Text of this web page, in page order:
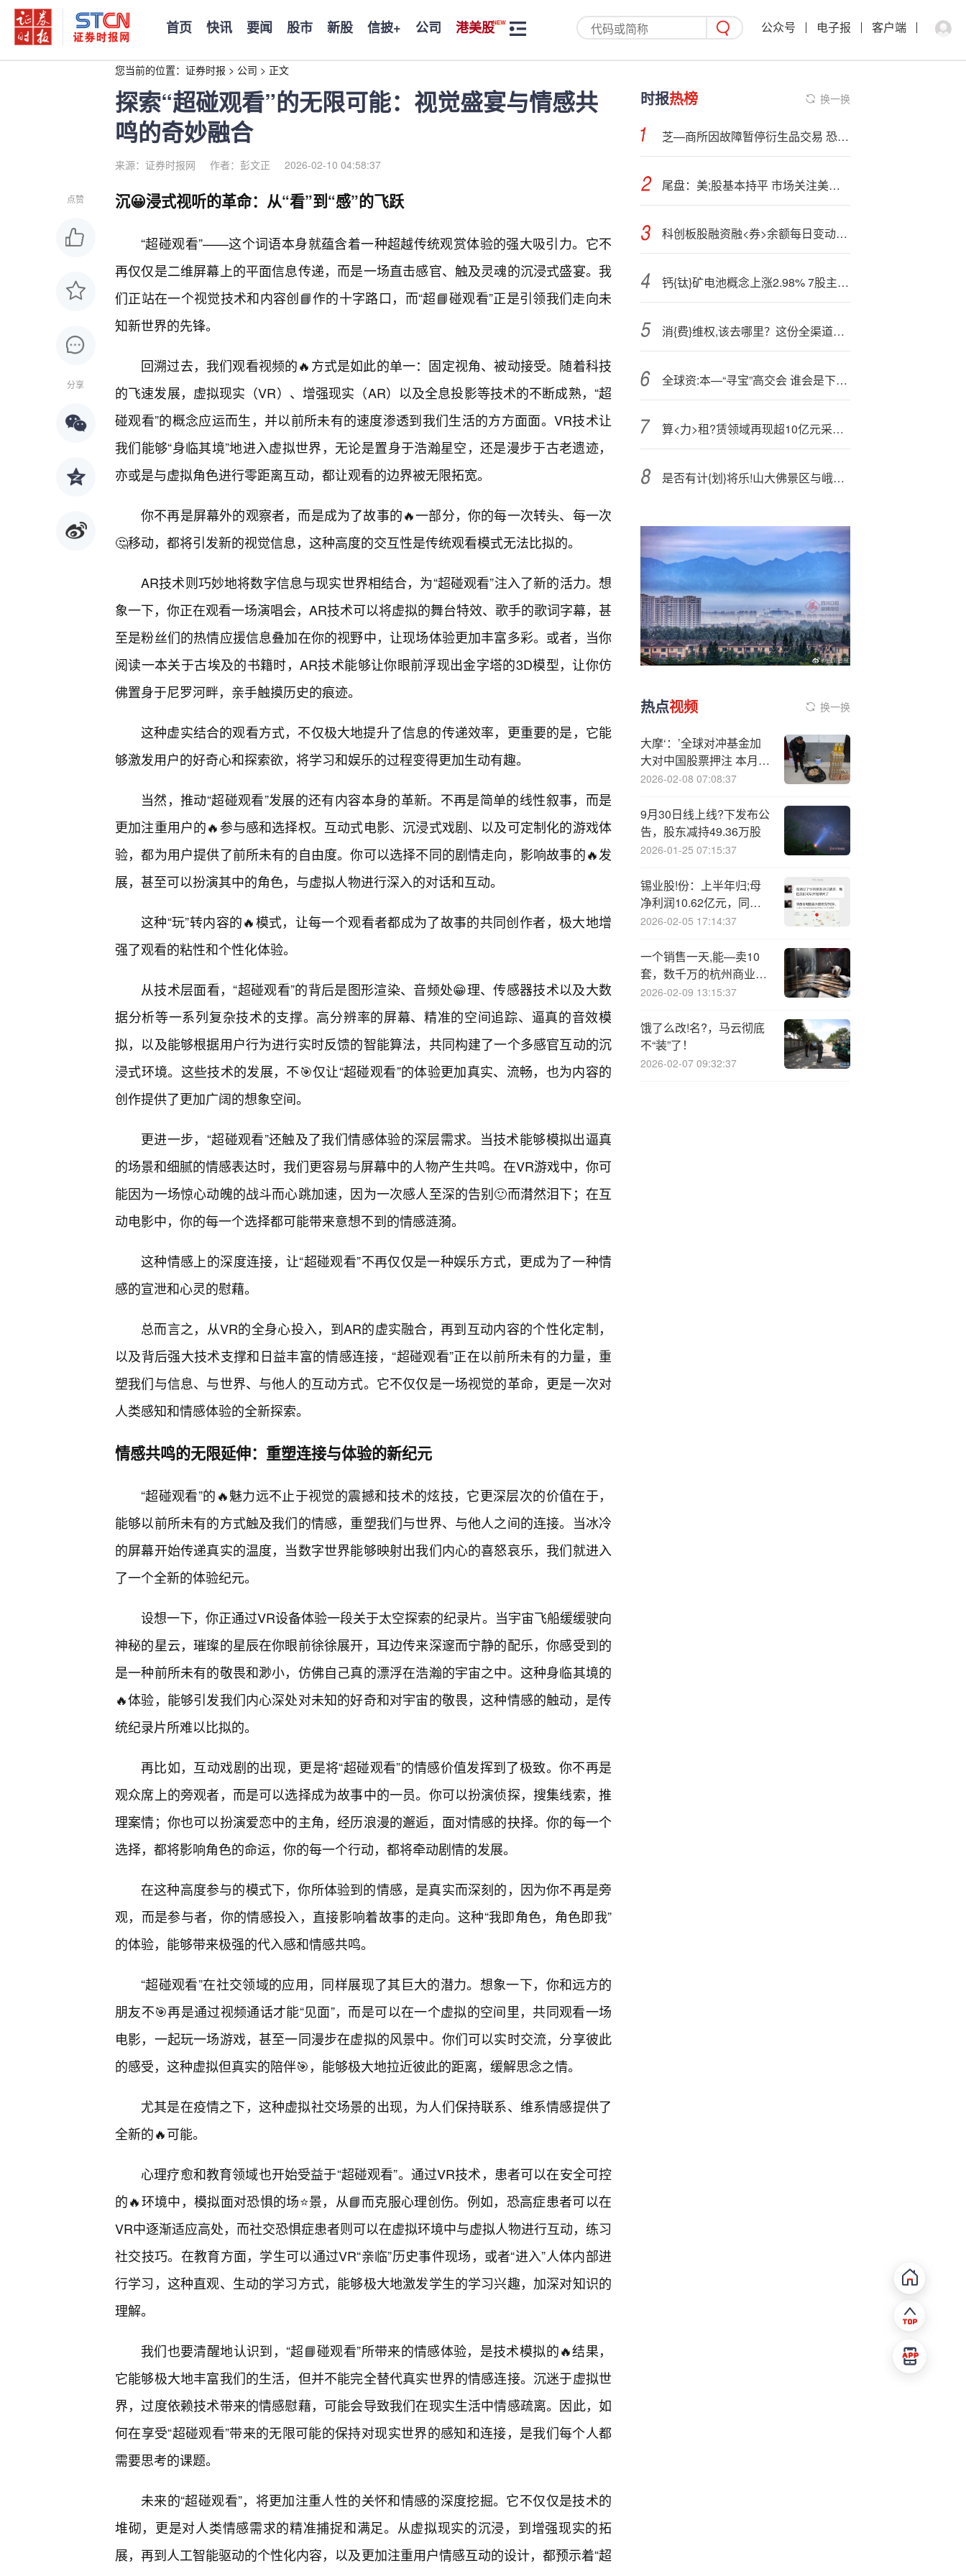
首页 快讯 要闻 股市 新股 信披+ 公司 港美股 公众号 电子报 客户端
您当前的位置： 证券时报 > 公司 > 正文
探索“超碰观看”的无限可能：视觉盛宴与情感共
鸣的奇妙融合
来源：证券时报网 作者：彭文正 2026-02-10 04:58:37
点赞
分享
沉😀浸式视听的革命：从“看”到“感”的飞跃
“超碰观看”——这个词语本身就蕴含着一种超越传统观赏体验的强大吸引力。它不
再仅仅是二维屏幕上的平面信息传递，而是一场直击感官、触及灵魂的沉浸式盛宴。我
们正站在一个视觉技术和内容创📘作的十字路口，而“超📘碰观看”正是引领我们走向未
知新世界的先锋。
回溯过去，我们观看视频的🔥方式是如此的单一：固定视角、被动接受。随着科技
的飞速发展，虚拟现实（VR）、增强现实（AR）以及全息投影等技术的不断成熟，“超
碰观看”的概念应运而生，并以前所未有的速度渗透到我们生活的方方面面。VR技术让
我们能够“身临其境”地进入虚拟世界，无论是置身于浩瀚星空，还是漫步于古老遗迹，
亦或是与虚拟角色进行零距离互动，都让观看的边界被无限拓宽。
你不再是屏幕外的观察者，而是成为了故事的🔥一部分，你的每一次转头、每一次
🤔移动，都将引发新的视觉信息，这种高度的交互性是传统观看模式无法比拟的。
AR技术则巧妙地将数字信息与现实世界相结合，为“超碰观看”注入了新的活力。想
象一下，你正在观看一场演唱会，AR技术可以将虚拟的舞台特效、歌手的歌词字幕，甚
至是粉丝们的热情应援信息叠加在你的视野中，让现场体验更加丰富多彩。或者，当你
阅读一本关于古埃及的书籍时，AR技术能够让你眼前浮现出金字塔的3D模型，让你仿
佛置身于尼罗河畔，亲手触摸历史的痕迹。
这种虚实结合的观看方式，不仅极大地提升了信息的传递效率，更重要的是，它能
够激发用户的好奇心和探索欲，将学习和娱乐的过程变得更加生动有趣。
当然，推动“超碰观看”发展的还有内容本身的革新。不再是简单的线性叙事，而是
更加注重用户的🔥参与感和选择权。互动式电影、沉浸式戏剧、以及可定制化的游戏体
验，都为用户提供了前所未有的自由度。你可以选择不同的剧情走向，影响故事的🔥发
展，甚至可以扮演其中的角色，与虚拟人物进行深入的对话和互动。
这种“玩”转内容的🔥模式，让每一个观看者都成为了故事的共同创作者，极大地增
强了观看的粘性和个性化体验。
从技术层面看，“超碰观看”的背后是图形渲染、音频处😁理、传感器技术以及大数
据分析等一系列复杂技术的支撑。高分辨率的屏幕、精准的空间追踪、逼真的音效模
拟，以及能够根据用户行为进行实时反馈的智能算法，共同构建了一个多感官互动的沉
浸式环境。这些技术的发展，不🎯仅让“超碰观看”的体验更加真实、流畅，也为内容的
创作提供了更加广阔的想象空间。
更进一步，“超碰观看”还触及了我们情感体验的深层需求。当技术能够模拟出逼真
的场景和细腻的情感表达时，我们更容易与屏幕中的人物产生共鸣。在VR游戏中，你可
能因为一场惊心动魄的战斗而心跳加速，因为一次感人至深的告别🙂而潸然泪下；在互
动电影中，你的每一个选择都可能带来意想不到的情感涟漪。
这种情感上的深度连接，让“超碰观看”不再仅仅是一种娱乐方式，更成为了一种情
感的宣泄和心灵的慰藉。
总而言之，从VR的全身心投入，到AR的虚实融合，再到互动内容的个性化定制，
以及背后强大技术支撑和日益丰富的情感连接，“超碰观看”正在以前所未有的力量，重
塑我们与信息、与世界、与他人的互动方式。它不仅仅是一场视觉的革命，更是一次对
人类感知和情感体验的全新探索。
情感共鸣的无限延伸：重塑连接与体验的新纪元
“超碰观看”的🔥魅力远不止于视觉的震撼和技术的炫技，它更深层次的价值在于，
能够以前所未有的方式触及我们的情感，重塑我们与世界、与他人之间的连接。当冰冷
的屏幕开始传递真实的温度，当数字世界能够映射出我们内心的喜怒哀乐，我们就进入
了一个全新的体验纪元。
设想一下，你正通过VR设备体验一段关于太空探索的纪录片。当宇宙飞船缓缓驶向
神秘的星云，璀璨的星辰在你眼前徐徐展开，耳边传来深邃而宁静的配乐，你感受到的
是一种前所未有的敬畏和渺小，仿佛自己真的漂浮在浩瀚的宇宙之中。这种身临其境的
🔥体验，能够引发我们内心深处对未知的好奇和对宇宙的敬畏，这种情感的触动，是传
统纪录片所难以比拟的。
再比如，互动戏剧的出现，更是将“超碰观看”的情感价值发挥到了极致。你不再是
观众席上的旁观者，而是可以选择成为故事中的一员。你可以扮演侦探，搜集线索，推
理案情；你也可以扮演爱恋中的主角，经历浪漫的邂逅，面对情感的抉择。你的每一个
选择，都将影响角色的命运，你的每一个行动，都将牵动剧情的发展。
在这种高度参与的模式下，你所体验到的情感，是真实而深刻的，因为你不再是旁
观，而是参与者，你的情感投入，直接影响着故事的走向。这种“我即角色，角色即我”
的体验，能够带来极强的代入感和情感共鸣。
“超碰观看”在社交领域的应用，同样展现了其巨大的潜力。想象一下，你和远方的
朋友不🎯再是通过视频通话才能“见面”，而是可以在一个虚拟的空间里，共同观看一场
电影，一起玩一场游戏，甚至一同漫步在虚拟的风景中。你们可以实时交流，分享彼此
的感受，这种虚拟但真实的陪伴🎯，能够极大地拉近彼此的距离，缓解思念之情。
尤其是在疫情之下，这种虚拟社交场景的出现，为人们保持联系、维系情感提供了
全新的🔥可能。
心理疗愈和教育领域也开始受益于“超碰观看”。通过VR技术，患者可以在安全可控
的🔥环境中，模拟面对恐惧的场⭐景，从📘而克服心理创伤。例如，恐高症患者可以在
VR中逐渐适应高处，而社交恐惧症患者则可以在虚拟环境中与虚拟人物进行互动，练习
社交技巧。在教育方面，学生可以通过VR“亲临”历史事件现场，或者“进入”人体内部进
行学习，这种直观、生动的学习方式，能够极大地激发学生的学习兴趣，加深对知识的
理解。
我们也要清醒地认识到，“超📘碰观看”所带来的情感体验，是技术模拟的🔥结果，
它能够极大地丰富我们的生活，但并不能完全替代真实世界的情感连接。沉迷于虚拟世
界，过度依赖技术带来的情感慰藉，可能会导致我们在现实生活中情感疏离。因此，如
何在享受“超碰观看”带来的无限可能的保持对现实世界的感知和连接，是我们每个人都
需要思考的课题。
未来的“超碰观看”，将更加注重人性的关怀和情感的深度挖掘。它不仅仅是技术的
堆砌，更是对人类情感需求的精准捕捉和满足。从虚拟现实的沉浸，到增强现实的拓
展，再到人工智能驱动的个性化内容，以及更加注重用户情感互动的设计，都预示着“超
时报热榜 换一换
芝—商所因故障暂停衍生品交易 恐引发市场波动
尾盘：美;股基本持平 市场关注美联储年会与零售商业绩
科创板股融资融<券>余额每日变动（9月26日）
钙{钛}矿电池概念上涨2.98% 7股主力资金净流入超亿元
消{费}维权,该去哪里？这份全渠道指南请收好
全球资:本—“寻宝”高交会 谁会是下一个“腾讯”“比亚迪”？
算<力>租?赁领域再现超10亿元采购大单
是否有计{划}将乐!山大佛景区与峨眉山合并重组上市？峨眉山Ａ：目前无相关计划
热点视频 换一换
大摩‘：’全球对冲基金加
大对中国股票押注 本月买
入规模料创半年之最
2026-02-08 07:08:37
9月30日线上线?下发布公
告，股东减持49.36万股
2026-01-25 07:15:37
锡业股!份：上半年归;母
净利润10.62亿元，同比
增长32.76%
2026-02-05 17:14:37
一个销售一天,能—卖10
套，数千万的杭州商业大
平层遭疯抢
2026-02-09 13:15:37
饿了么改!名?，马云彻底
不“装”了！
2026-02-07 09:32:37